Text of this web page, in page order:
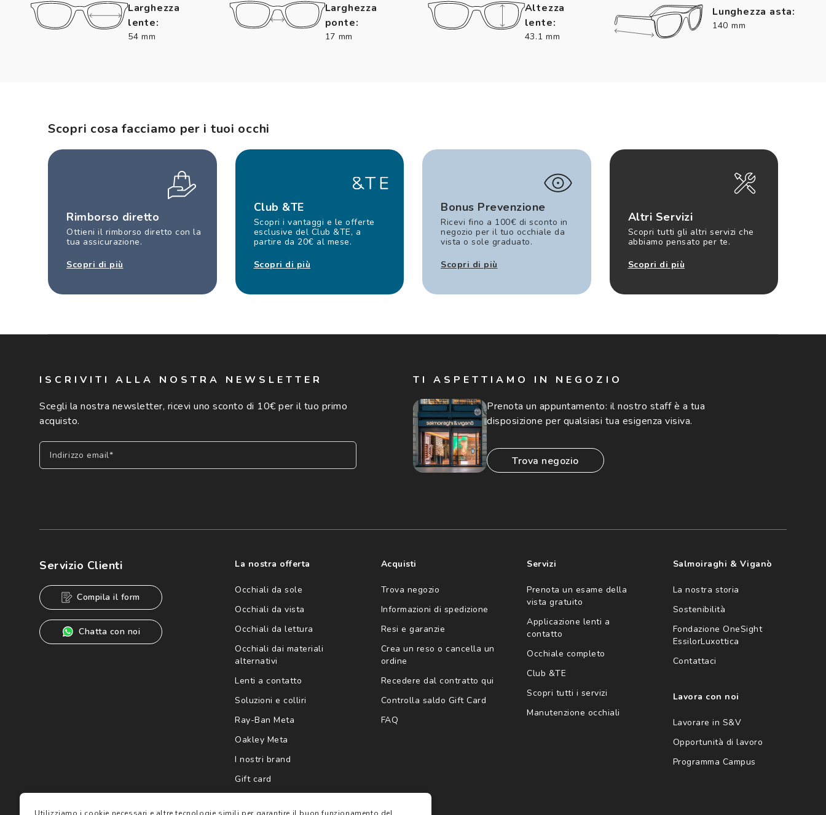
Larghezza
lente:
54 mm
Larghezza
ponte:
17 mm
Altezza
lente:
43.1 mm
Lunghezza asta:
140 mm
Scopri cosa facciamo per i tuoi occhi
Rimborso diretto
Ottieni il rimborso diretto con la
tua assicurazione.
Scopri di più
Club &TE
Scopri i vantaggi e le offerte
esclusive del Club &TE, a
partire da 20€ al mese.
Scopri di più
Bonus Prevenzione
Ricevi fino a 100€ di sconto in
negozio per il tuo occhiale da
vista o sole graduato.
Scopri di più
Altri Servizi
Scopri tutti gli altri servizi che
abbiamo pensato per te.
Scopri di più
ISCRIVITI ALLA NOSTRA NEWSLETTER
Scegli la nostra newsletter, ricevi uno sconto di 10€ per il tuo primo
acquisto.
Indirizzo email*
speciali, novità ed altre comunicazioni di carattere pubblicitario (consultare
Informativa sulla privacy
per ulteriori informazioni).
TI ASPETTIAMO IN NEGOZIO
Prenota un appuntamento: il nostro staff è a tua
disposizione per qualsiasi tua esigenza visiva.
trova negozio
Servizio Clienti
Compila il form
Chatta con noi
La nostra offerta
Occhiali da sole
Occhiali da vista
Occhiali da lettura
Occhiali dai materiali
alternativi
Lenti a contatto
Soluzioni e colliri
Ray-Ban Meta
Oakley Meta
I nostri brand
Gift card
Acquisti
Trova negozio
Informazioni di spedizione
Resi e garanzie
Crea un reso o cancella un
ordine
Recedere dal contratto qui
Controlla saldo Gift Card
FAQ
Servizi
Prenota un esame della
vista gratuito
Applicazione lenti a
contatto
Occhiale completo
Club &TE
Scopri tutti i servizi
Manutenzione occhiali
Salmoiraghi & Viganò
La nostra storia
Sostenibilità
Fondazione OneSight
EssilorLuxottica
Contattaci
Lavora con noi
Lavorare in S&V
Opportunità di lavoro
Programma Campus